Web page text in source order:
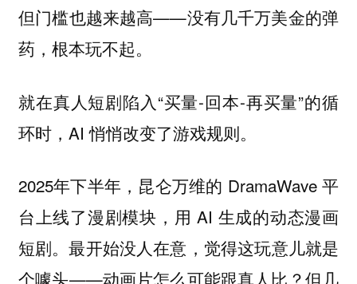
但门槛也越来越高——没有几千万美金的弹
药，根本玩不起。
就在真人短剧陷入“买量-回本-再买量”的循
环时，AI 悄悄改变了游戏规则。
2025年下半年，昆仑万维的 DramaWave 平
台上线了漫剧模块，用 AI 生成的动态漫画
短剧。最开始没人在意，觉得这玩意儿就是
个噱头——动画片怎么可能跟真人比？但几